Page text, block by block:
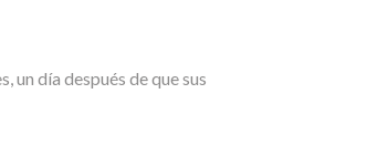
un día después de que sus